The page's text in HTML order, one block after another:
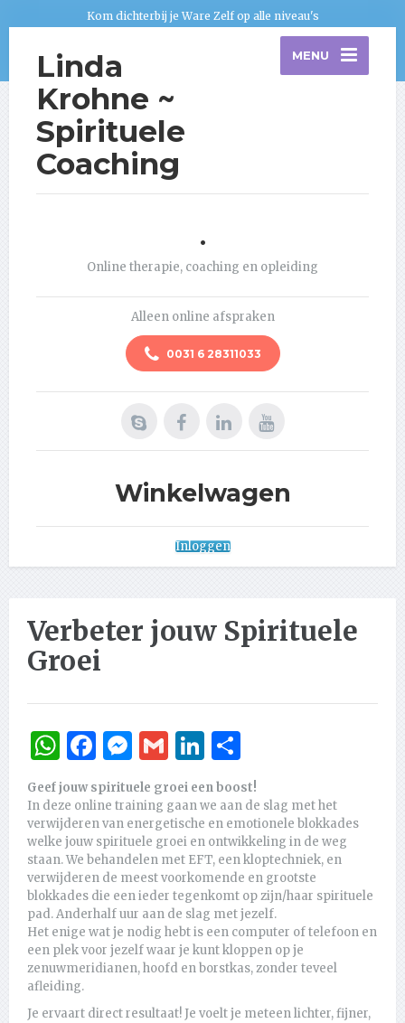
Kom dichterbij je Ware Zelf op alle niveau's
Linda
Krohne ~
Spirituele
Coaching
MENU
.
Online therapie, coaching en opleiding
Alleen online afspraken
0031 6 28311033
Winkelwagen
Inloggen
Verbeter jouw Spirituele
Groei
WhatsApp
Facebook
Messenger
GmailLinkedIn
Geef jouw spirituele groei een boost!
In deze online training gaan we aan de slag met het
verwijderen van energetische en emotionele blokkades
welke jouw spirituele groei en ontwikkeling in de weg
staan. We behandelen met EFT, een kloptechniek, en
verwijderen de meest voorkomende en grootste
blokkades die een ieder tegenkomt op zijn/haar spirituele
pad. Anderhalf uur aan de slag met jezelf.
Het enige wat je nodig hebt is een computer of telefoon en
een plek voor jezelf waar je kunt kloppen op je
zenuwmeridianen, hoofd en borstkas, zonder teveel
afleiding.
Je ervaart direct resultaat! Je voelt je meteen lichter, fijner,